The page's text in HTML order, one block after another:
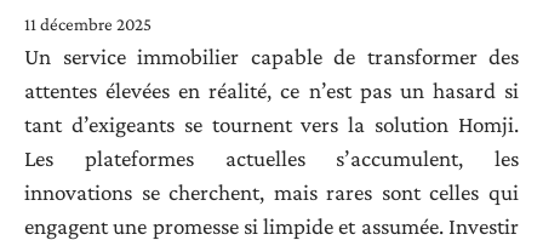
11 décembre 2025
Un service immobilier capable de transformer des
attentes élevées en réalité, ce n’est pas un hasard si
tant d’exigeants se tournent vers la solution Homji.
Les plateformes actuelles s’accumulent, les
innovations se cherchent, mais rares sont celles qui
engagent une promesse si limpide et assumée. Investir